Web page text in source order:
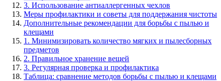
3. Использование антиаллергенных чехлов
Меры профилактики и советы для поддержания чистоты
Дополнительные рекомендации для борьбы с пылью и
клещами
1. Минимизировать количество мягких и пылесборных
предметов
2. Правильное хранение вещей
3. Регулярная проверка и профилактика
Таблица: сравнение методов борьбы с пылью и клещами